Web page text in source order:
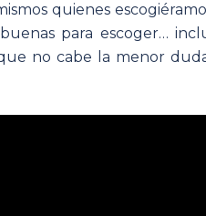
quienes
para escoger…
no cabe la menor